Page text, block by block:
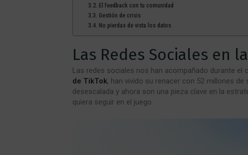
El feedback con tu comunidad
Gestión de crisis
No pierdas de vista los datos
Las Redes Sociales en
Las redes sociales nos han acompañado durante el
de TikTok, han vivido su renacer con 52 millones
desescalada y ahora son una pieza clave en la
quiera seguir en el juego.